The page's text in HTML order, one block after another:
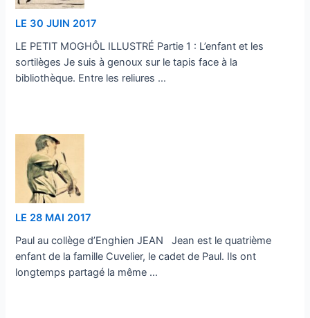
LE 30 JUIN 2017
LE PETIT MOGHÔL ILLUSTRÉ Partie 1 : L’enfant et les
sortilèges Je suis à genoux sur le tapis face à la
bibliothèque. Entre les reliures …
LE 28 MAI 2017
Paul au collège d’Enghien JEAN Jean est le quatrième
enfant de la famille Cuvelier, le cadet de Paul. Ils ont
longtemps partagé la même …